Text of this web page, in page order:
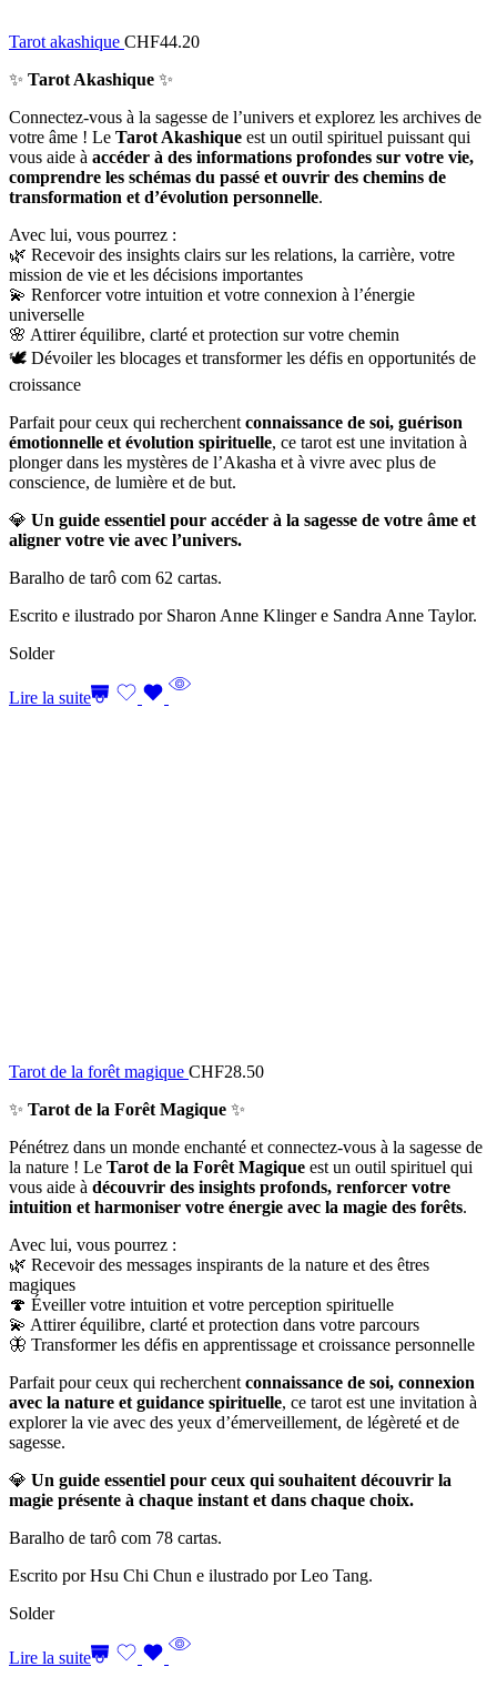
Tarot akashique CHF44.20
✨ Tarot Akashique ✨
Connectez-vous à la sagesse de l’univers et explorez les archives de
votre âme ! Le Tarot Akashique est un outil spirituel puissant qui
vous aide à accéder à des informations profondes sur votre vie,
comprendre les schémas du passé et ouvrir des chemins de
transformation et d’évolution personnelle.
Avec lui, vous pourrez :
🌿 Recevoir des insights clairs sur les relations, la carrière, votre
mission de vie et les décisions importantes
💫 Renforcer votre intuition et votre connexion à l’énergie
universelle
🌸 Attirer équilibre, clarté et protection sur votre chemin
🕊️ Dévoiler les blocages et transformer les défis en opportunités de
croissance
Parfait pour ceux qui recherchent connaissance de soi, guérison
émotionnelle et évolution spirituelle, ce tarot est une invitation à
plonger dans les mystères de l’Akasha et à vivre avec plus de
conscience, de lumière et de but.
💎 Un guide essentiel pour accéder à la sagesse de votre âme et
aligner votre vie avec l’univers.
Baralho de tarô com 62 cartas.
Escrito e ilustrado por Sharon Anne Klinger e Sandra Anne Taylor.
Solder
Lire la suite
Tarot de la forêt magique CHF28.50
✨ Tarot de la Forêt Magique ✨
Pénétrez dans un monde enchanté et connectez-vous à la sagesse de
la nature ! Le Tarot de la Forêt Magique est un outil spirituel qui
vous aide à découvrir des insights profonds, renforcer votre
intuition et harmoniser votre énergie avec la magie des forêts.
Avec lui, vous pourrez :
🌿 Recevoir des messages inspirants de la nature et des êtres
magiques
🍄 Éveiller votre intuition et votre perception spirituelle
💫 Attirer équilibre, clarté et protection dans votre parcours
🦋 Transformer les défis en apprentissage et croissance personnelle
Parfait pour ceux qui recherchent connaissance de soi, connexion
avec la nature et guidance spirituelle, ce tarot est une invitation à
explorer la vie avec des yeux d’émerveillement, de légèreté et de
sagesse.
💎 Un guide essentiel pour ceux qui souhaitent découvrir la
magie présente à chaque instant et dans chaque choix.
Baralho de tarô com 78 cartas.
Escrito por Hsu Chi Chun e ilustrado por Leo Tang.
Solder
Lire la suite